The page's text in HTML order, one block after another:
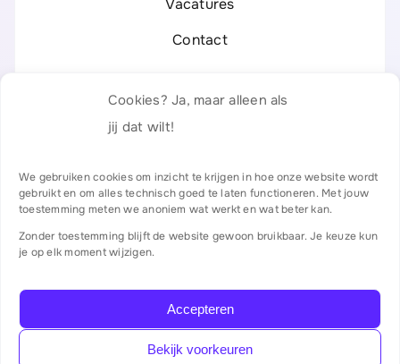
Cookies? Ja, maar alleen als
jij dat wilt!
We gebruiken cookies om inzicht te krijgen in hoe onze website wordt
gebruikt en om alles technisch goed te laten functioneren. Met jouw
toestemming meten we anoniem wat werkt en wat beter kan.
Zonder toestemming blijft de website gewoon bruikbaar. Je keuze kun
je op elk moment wijzigen.
Accepteren
Bekijk voorkeuren
Vacatures
Contact
Privacyverklaring
Algemene voorwaarden
Certificaten & partners
2026Digital Chefs